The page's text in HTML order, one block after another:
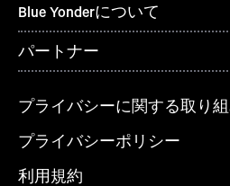
Blue Yonderについて
パートナー
プライバシーに関する取り
プライバシーポリシー
利用規約